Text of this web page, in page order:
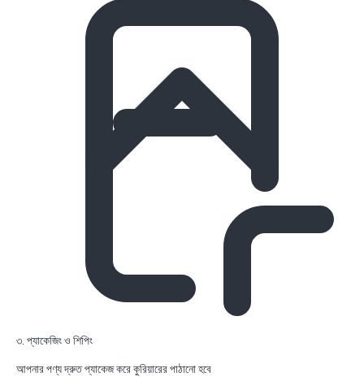
৩. প্যাকেজিং ও শিপিং
আপনার পণ্য দ্রুত প্যাকেজ করে কুরিয়ারের পাঠানো হবে